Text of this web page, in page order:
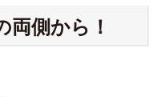
両側から！